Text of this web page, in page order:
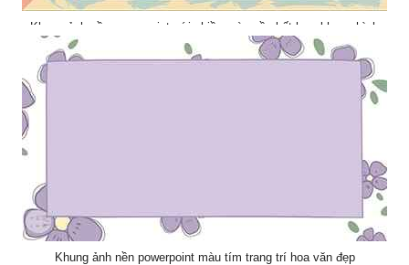
Khung ảnh nền powerpoint với nhiều màu nền kết hợp khung hình
Khung ảnh nền powerpoint màu tím trang trí hoa văn đẹp